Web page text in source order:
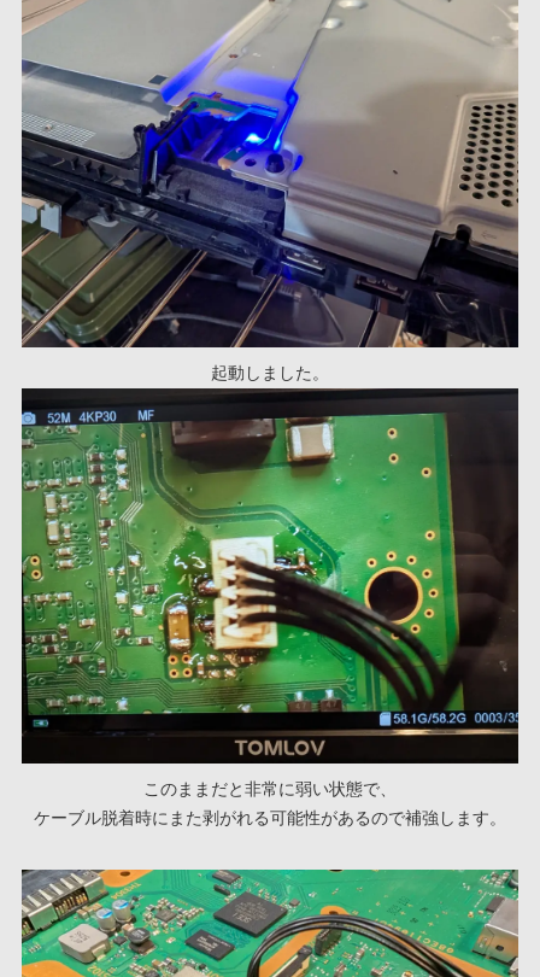
起動しました。
このままだと非常に弱い状態で、
ケーブル脱着時にまた剥がれる可能性があるので補強します。